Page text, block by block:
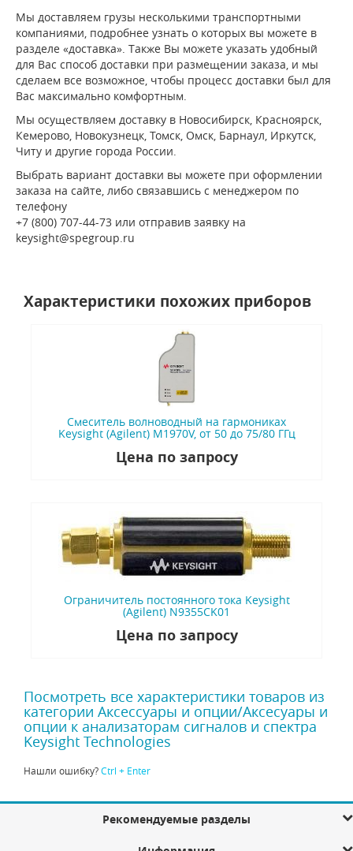
Мы доставляем грузы несколькими транспортными
компаниями, подробнее узнать о которых вы можете в
разделе «доставка». Также Вы можете указать удобный
для Вас способ доставки при размещении заказа, и мы
сделаем все возможное, чтобы процесс доставки был для
Вас максимально комфортным.
Мы осуществляем доставку в Новосибирск, Красноярск,
Кемерово, Новокузнецк, Томск, Омск, Барнаул, Иркутск,
Читу и другие города России.
Выбрать вариант доставки вы можете при оформлении
заказа на сайте, либо связавшись с менеджером по
телефону
+7 (800) 707-44-73 или отправив заявку на
keysight@spegroup.ru
Характеристики похожих приборов
Смеситель волноводный на гармониках
Keysight (Agilent) M1970V, от 50 до 75/80 ГГц
Цена по запросу
Ограничитель постоянного тока Keysight
(Agilent) N9355CK01
Цена по запросу
Посмотреть все характеристики товаров из
категории Аксессуары и опции/Аксесуары и
опции к анализаторам сигналов и спектра
Keysight Technologies
Нашли ошибку?Ctrl + Enter
Рекомендуемые разделы